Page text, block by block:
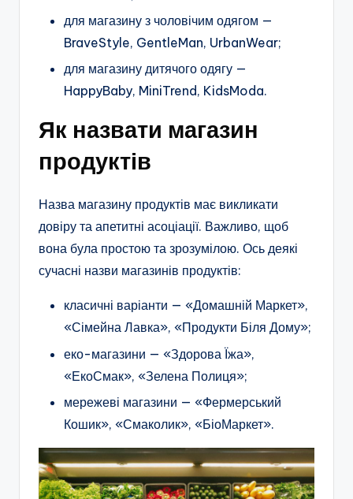
для магазину з чоловічим одягом —
BraveStyle, GentleMan, UrbanWear;
для магазину дитячого одягу —
HappyBaby, MiniTrend, KidsModa.
Як назвати магазин
продуктів
Назва магазину продуктів має викликати
довіру та апетитні асоціації. Важливо, щоб
вона була простою та зрозумілою. Ось деякі
сучасні назви магазинів продуктів:
класичні варіанти — «Домашній Маркет»,
«Сімейна Лавка», «Продукти Біля Дому»;
еко-магазини — «Здорова Їжа»,
«ЕкоСмак», «Зелена Полиця»;
мережеві магазини — «Фермерський
Кошик», «Смаколик», «БіоМаркет».